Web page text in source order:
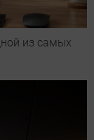
из самых